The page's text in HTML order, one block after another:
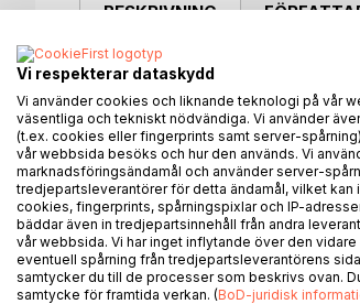
BESKRIVNING
En politiskt aktiv 40-talist ser
alliansfriheten beskrivs.
ANDRA
Vi respekterar dataskydd
Vi använder cookies och liknande teknologi på vår
väsentliga och tekniskt nödvändiga. Vi använder
(t.ex. cookies eller fingerprints samt server-
vår webbsida besöks och hur den används. Vi
marknadsföringsändamål och använder server-
tredjepartsleverantörer för detta ändamål, vilket kan
cookies, fingerprints, spårningspixlar och IP-
bäddar även in tredjepartsinnehåll från andra
vår webbsida. Vi har inget inflytande över den
eventuell spårning från tredjepartsleverantörens
samtycker du till de processer som beskrivs ovan.
samtycke för framtida verkan. (BoD-juridisk